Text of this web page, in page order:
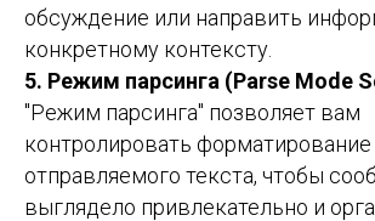
обсуждение или направить
конкретному контексту.
5. Режим парсинга (Parse Mode
"Режим парсинга" позволяет вам
контролировать форматирование
отправляемого текста, чтобы
выглядело привлекательно и